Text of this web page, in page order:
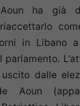
Aoun ha già
in Libano
parlamento.
dalle
Aoun